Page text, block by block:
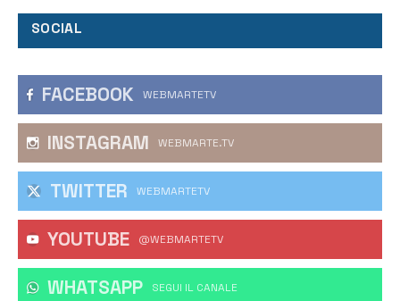
SOCIAL
FACEBOOK WEBMARTETV
INSTAGRAM WEBMARTE.TV
TWITTER WEBMARTETV
YOUTUBE @WEBMARTETV
WHATSAPP ‎SEGUI IL CANALE